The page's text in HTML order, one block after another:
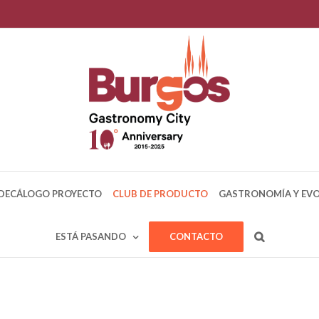
PROYECTO CLUB DE PRODUCTO GASTRONOMÍA Y
ESTÁ PASANDO CONTACTO